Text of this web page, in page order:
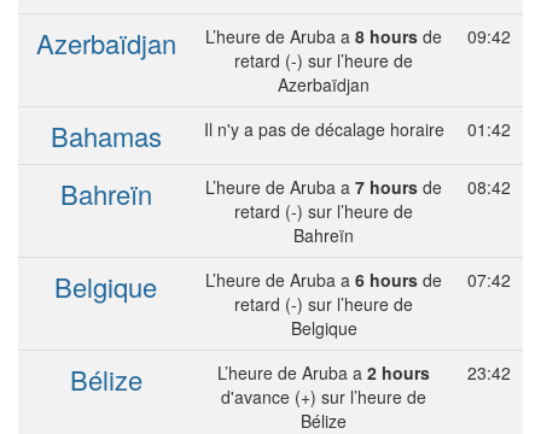
Azerbaïdjan L’heure de Aruba a 8 hours de
retard (-) sur l’heure de
Azerbaïdjan
09:42
Bahamas Il n'y a pas de décalage horaire 01:42
Bahreïn L’heure de Aruba a 7 hours de
retard (-) sur l’heure de
Bahreïn
08:42
Belgique L’heure de Aruba a 6 hours de
retard (-) sur l’heure de
Belgique
07:42
Bélize L’heure de Aruba a 2 hours
d'avance (+) sur l’heure de
Bélize
23:42